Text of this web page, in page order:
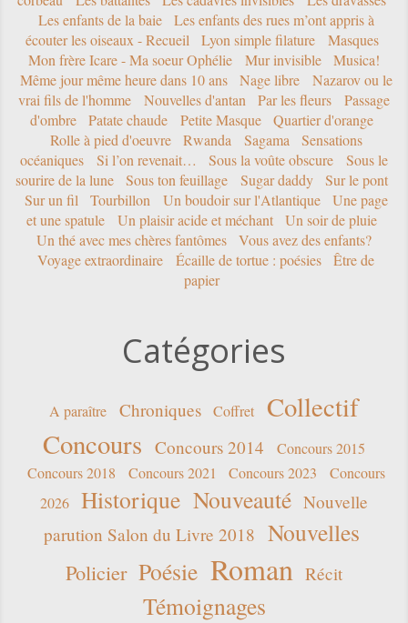
Les enfants de la baie
Les enfants des rues m’ont appris à
écouter les oiseaux - Recueil
Lyon simple filature
Masques
Mon frère Icare - Ma soeur Ophélie
Mur invisible
Musica!
Même jour même heure dans 10 ans
Nage libre
Nazarov ou le
vrai fils de l'homme
Nouvelles d'antan Par les fleurs
Passage
d'ombre
Patate chaude Petite Masque
Quartier d'orange
Rolle à pied d'oeuvre
Rwanda Sagama
Sensations
océaniques
Si l’on revenait… Sous la voûte obscure
Sous le
sourire de la lune
Sous ton feuillage Sugar daddy
Sur le pont
Sur un fil
Tourbillon Un boudoir sur l'Atlantique
Une page
et une spatule
Un plaisir acide et méchant
Un soir de pluie
Un thé avec mes chères fantômes
Vous avez des enfants?
Voyage extraordinaire
Écaille de tortue : poésies
Être de
papier
Catégories
A paraître Chroniques Coffret
Collectif
Concours Concours 2014
Concours 2015
Concours 2018
Concours 2021 Concours 2023
Concours
2026
Historique Nouveauté Nouvelle
parution Salon du Livre 2018 Nouvelles
Policier Poésie Roman Récit
Témoignages